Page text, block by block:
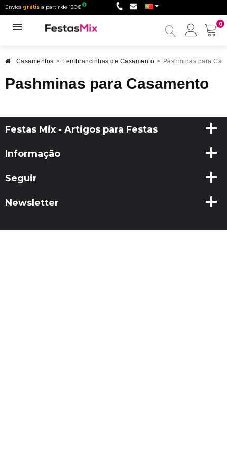
Envios grátis a partir de 120€
0
Minha
Casamentos > Lembrancinhas de Casamento > Pashminas para
Pashminas para Casamento
Festas Mix - Artigos para Festas
Informação
Seguir
Newsletter